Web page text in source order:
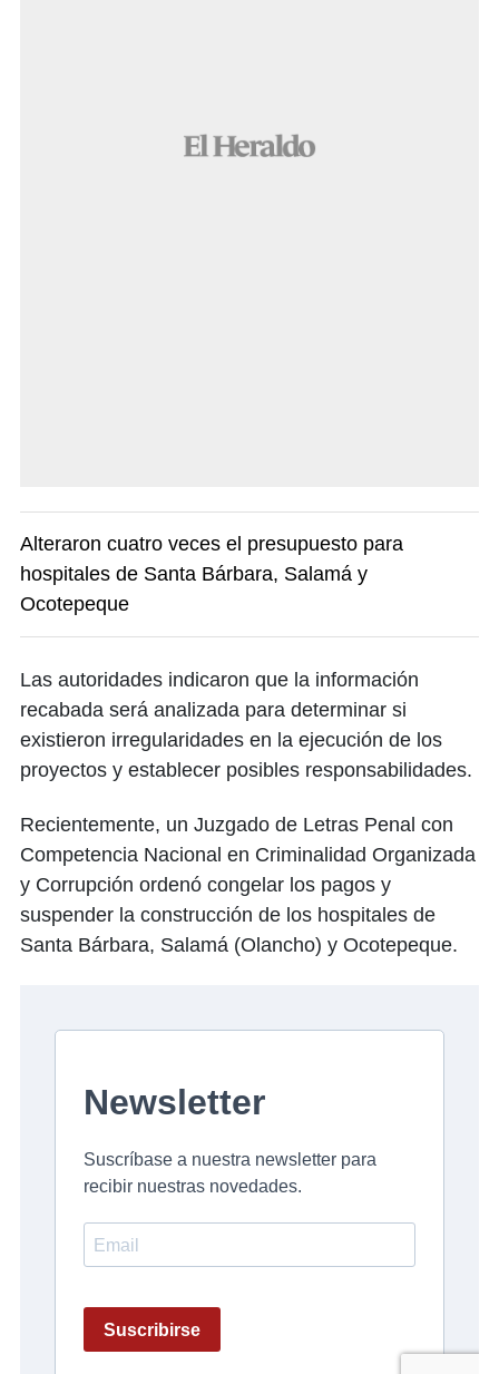
Alteraron cuatro veces el presupuesto para
hospitales de Santa Bárbara, Salamá y
Ocotepeque
Las autoridades indicaron que la información
recabada será analizada para determinar si
existieron irregularidades en la ejecución de los
proyectos y establecer posibles responsabilidades.
Recientemente, un Juzgado de Letras Penal con
Competencia Nacional en Criminalidad Organizada
y Corrupción ordenó congelar los pagos y
suspender la construcción de los hospitales de
Santa Bárbara, Salamá (Olancho) y Ocotepeque.